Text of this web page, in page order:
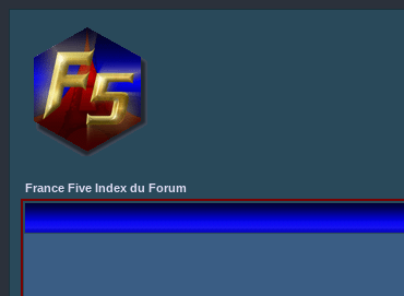
France Five Index du Forum